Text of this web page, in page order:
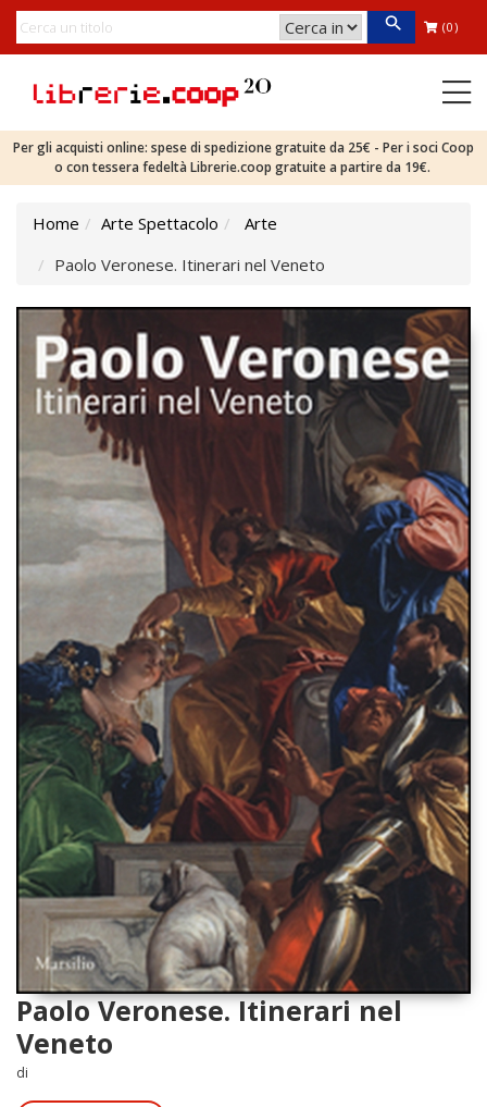
(0)
Per gli acquisti online: spese di spedizione gratuite da 25€ - Per i soci Coop
o con tessera fedeltà Librerie.coop gratuite a partire da 19€.
Home Arte Spettacolo
Arte
Paolo Veronese. Itinerari nel Veneto
Paolo Veronese. Itinerari nel
Veneto
di